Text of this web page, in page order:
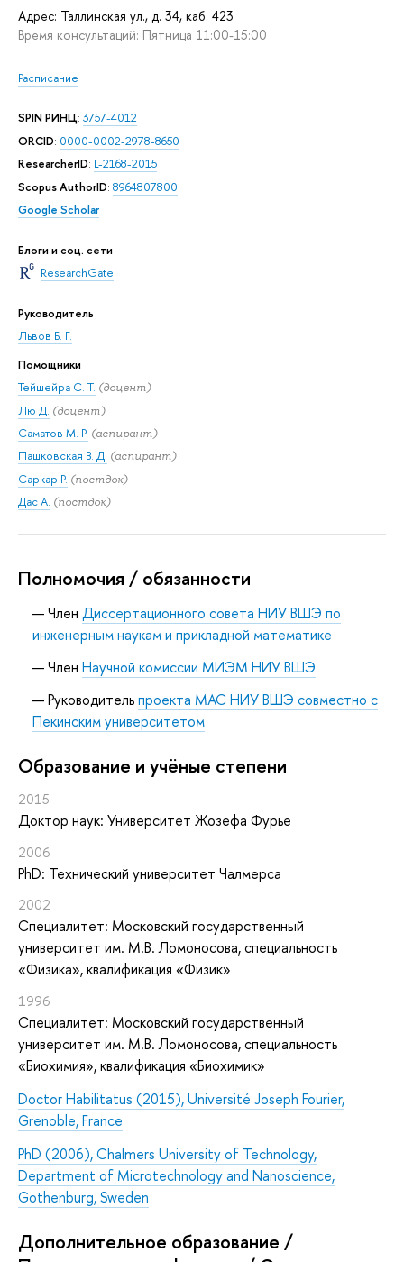
Адрес: Таллинская ул., д. 34, каб. 423
Время консультаций: Пятница 11:00-15:00
Расписание
SPIN РИНЦ: 3757-4012
ORCID: 0000-0002-2978-8650
ResearcherID: L-2168-2015
Scopus AuthorID: 8964807800
Google Scholar
Блоги и соц. сети
ResearchGate
Руководитель
Львов Б. Г.
Помощники
Тейшейра С. Т. (доцент)
Лю Д. (доцент)
Саматов М. Р. (аспирант)
Пашковская В. Д. (аспирант)
Саркар Р. (постдок)
Дас А. (постдок)
Полномочия / обязанности
Член Диссертационного совета НИУ ВШЭ по
инженерным наукам и прикладной математике
Член Научной комиссии МИЭМ НИУ ВШЭ
Руководительпроекта МАС НИУ ВШЭ совместно с
Пекинским университетом
Oбразование и учёные степени
2015
Доктор наук: Университет Жозефа Фурье
2006
PhD: Технический университет Чалмерса
2002
Специалитет: Московский государственный
университет им. М.В. Ломоносова, специальность
«Физика», квалификация «Физик»
1996
Специалитет: Московский государственный
университет им. М.В. Ломоносова, специальность
«Биохимия», квалификация «Биохимик»
Doctor Habilitatus (2015), Université Joseph Fourier,
Grenoble, France
PhD (2006), Chalmers University of Technology,
Department of Microtechnology and Nanoscience,
Gothenburg, Sweden
Дополнительное образование /